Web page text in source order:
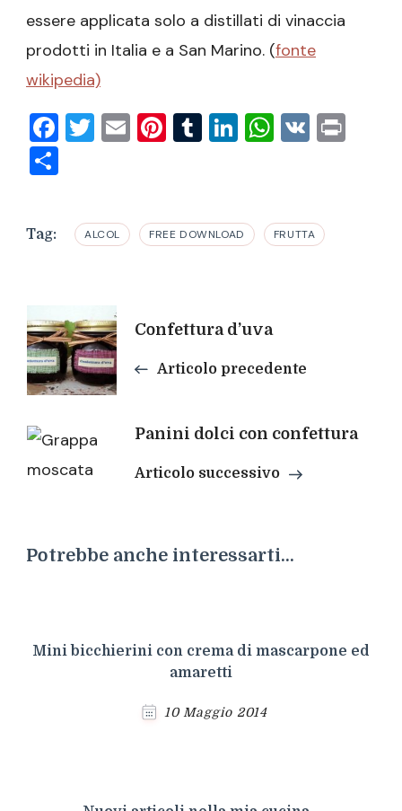
essere applicata solo a distillati di vinaccia
prodotti in Italia e a San Marino. (fonte
wikipedia)
Facebook
Twitter
EmailPinterest
Tumblr
LinkedIn
VK
Tag: ALCOL FREE DOWNLOAD FRUTTA
Navigazione
articoli
Confettura d’uva
Articolo precedente
Panini dolci con confettura
Articolo successivo
Potrebbe anche interessarti...
Mini bicchierini con crema di mascarpone ed
amaretti
10 Maggio 2014